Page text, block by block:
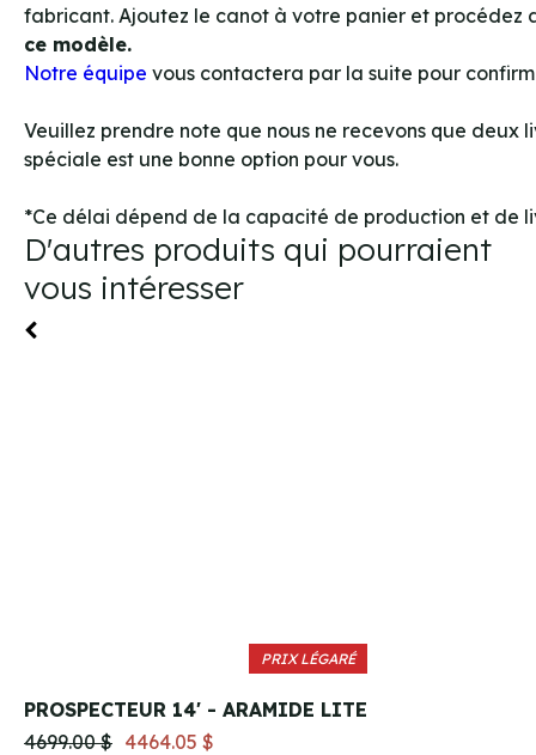
fabricant. Ajoutez le canot à votre panier et procédez
ce modèle.
Notre équipe vous contactera par la suite pour
Veuillez prendre note que nous ne recevons que deux
spéciale est une bonne option pour vous.
*Ce délai dépend de la capacité de production et de
D'autres produits qui pourraient
vous intéresser
PRIX LÉGARÉ
PROSPECTEUR 14' - ARAMIDE LITE
4699.00 $ 4464.05 $